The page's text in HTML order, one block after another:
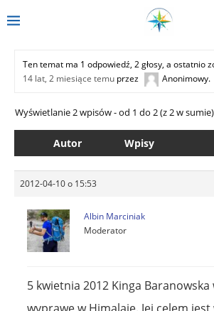
Ten temat ma 1 odpowiedź, 2 głosy, a ostatnio
14 lat, 2 miesiące temu przez Anonimowy.
Wyświetlanie 2 wpisów - od 1 do 2 (z 2 w sumie)
Autor Wpisy
2012-04-10 o 15:53
Albin Marciniak
Moderator
5 kwietnia 2012 Kinga Baranowska